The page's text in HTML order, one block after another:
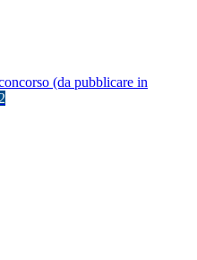
(da pubblicare in